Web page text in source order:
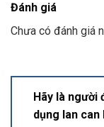
Đánh giá
Chưa có đánh giá
Hãy là người
dụng lan can